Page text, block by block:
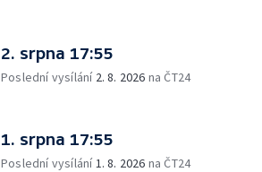
2. srpna 17:55
Poslední vysílání 2. 8. 2026 na ČT24
1. srpna 17:55
Poslední vysílání1. 8. 2026 na ČT24